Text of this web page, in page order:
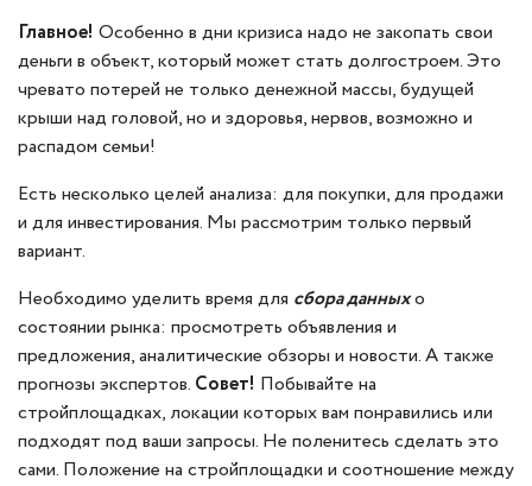
Главное! Особенно в дни кризиса надо не закопать свои
деньги в объект, который может стать долгостроем. Это
чревато потерей не только денежной массы, будущей
крыши над головой, но и здоровья, нервов, возможно и
распадом семьи!
Есть несколько целей анализа: для покупки, для продажи
и для инвестирования. Мы рассмотрим только первый
вариант.
Необходимо уделить время для сбора данныхо
состоянии рынка: просмотреть объявления и
предложения, аналитические обзоры и новости. А также
прогнозы экспертов. Совет! Побывайте на
стройплощадках, локации которых вам понравились или
подходят под ваши запросы. Не поленитесь сделать это
сами. Положение на стройплощадки и соотношение между